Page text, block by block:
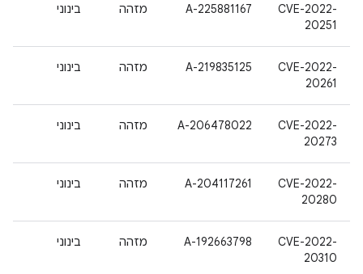
CVE-2022-
20251
A-225881167 מזהה בינוני
CVE-2022-
20261
A-219835125 מזהה בינוני
CVE-2022-
20273
A-206478022 מזהה בינוני
CVE-2022-
20280
A-204117261 מזהה בינוני
CVE-2022-
20310
A-192663798 מזהה בינוני